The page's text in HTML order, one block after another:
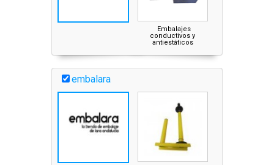
Embalajes
conductivos y
antiestáticos
embalara